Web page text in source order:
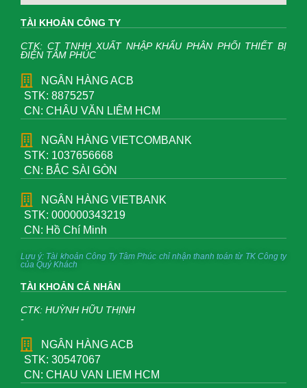
TÀI KHOẢN CÔNG TY
CTK: CT TNHH XUẤT NHẬP KHẨU PHÂN PHỐI THIẾT BỊ
ĐIỆN TÂM PHÚC
NGÂN HÀNG ACB
STK: 8875257
CN: CHÂU VĂN LIÊM HCM
NGÂN HÀNG VIETCOMBANK
STK: 1037656668
CN: BẮC SÀI GÒN
NGÂN HÀNG VIETBANK
STK: 000000343219
CN: Hồ Chí Minh
Lưu ý: Tài khoản Công Ty Tâm Phúc chỉ nhận thanh toán từ TK Công ty
của Quý Khách
TÀI KHOẢN CÁ NHÂN
CTK: HUỲNH HỮU THỊNH
-
NGÂN HÀNG ACB
STK: 30547067
CN: CHAU VAN LIEM HCM